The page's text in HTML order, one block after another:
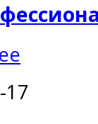
17